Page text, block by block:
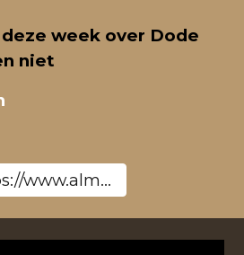
week over Dode
niet
https://www.almeredezeweek.nl/boekentips/boekentips/62245/nieuwe-roman-van-mario-withoud-dode-dichters-dichten-niet